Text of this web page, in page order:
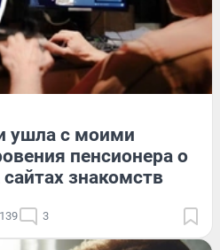
ушла с моими
пенсионера о
знакомств
3